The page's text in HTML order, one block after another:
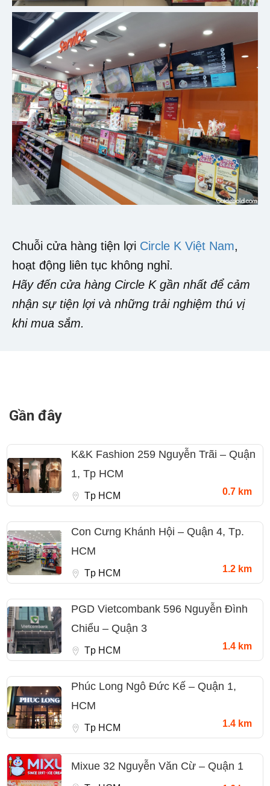
Chuỗi cửa hàng tiện lợi Circle K Việt Nam,
hoạt động liên tục không nghỉ.
Hãy đến cửa hàng Circle K gần nhất để cảm
nhận sự tiện lợi và những trải nghiệm thú vị
khi mua sắm.
Gần đây
K&K Fashion 259 Nguyễn Trãi – Quận
1, Tp HCM
Tp HCM 0.7 km
Con Cưng Khánh Hội – Quận 4, Tp.
HCM
Tp HCM 1.2 km
PGD Vietcombank 596 Nguyễn Đình
Chiểu – Quận 3
Tp HCM 1.4 km
Phúc Long Ngô Đức Kế – Quận 1,
HCM
Tp HCM 1.4 km
Mixue 32 Nguyễn Văn Cừ – Quận 1